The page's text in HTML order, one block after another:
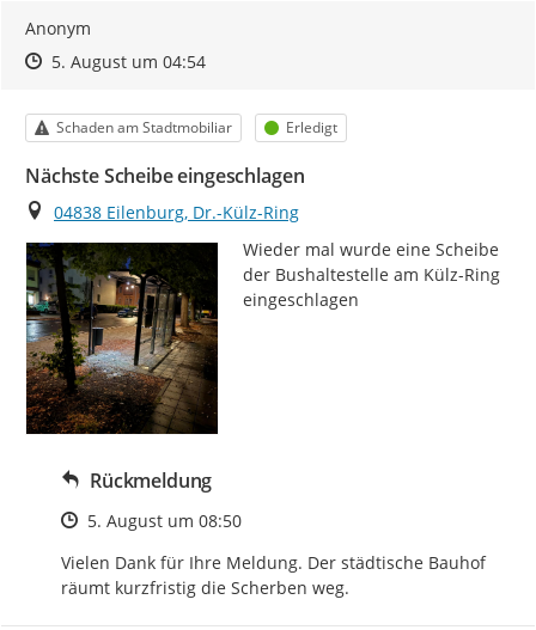
Anonym
Zeitpunkt des Erstellens
Zeitpunkt des Erstellens
5. August um 04:54Zur Äußerung
Kategorie
Schaden am Stadtmobiliar Status
Erledigt
Nächste Scheibe eingeschlagen
Ort
04838 Eilenburg, Dr.-Külz-Ring
Wieder mal wurde eine Scheibe
der Bushaltestelle am Külz-Ring
eingeschlagen
Rückmeldung
Zeitpunkt des Erstellens
5. August um 08:50
Vielen Dank für Ihre Meldung. Der städtische Bauhof
räumt kurzfristig die Scherben weg.